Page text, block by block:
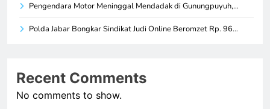
Pengendara Motor Meninggal Mendadak di Gunungpuyuh,…
Polda Jabar Bongkar Sindikat Judi Online Beromzet Rp. 96…
Recent Comments
No comments to show.